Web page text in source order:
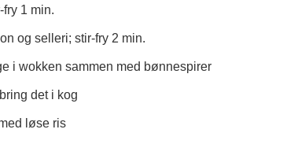
1 min.
og selleri; stir-fry 2 min.
i wokken sammen med bønnespirer
det i kog
løse ris